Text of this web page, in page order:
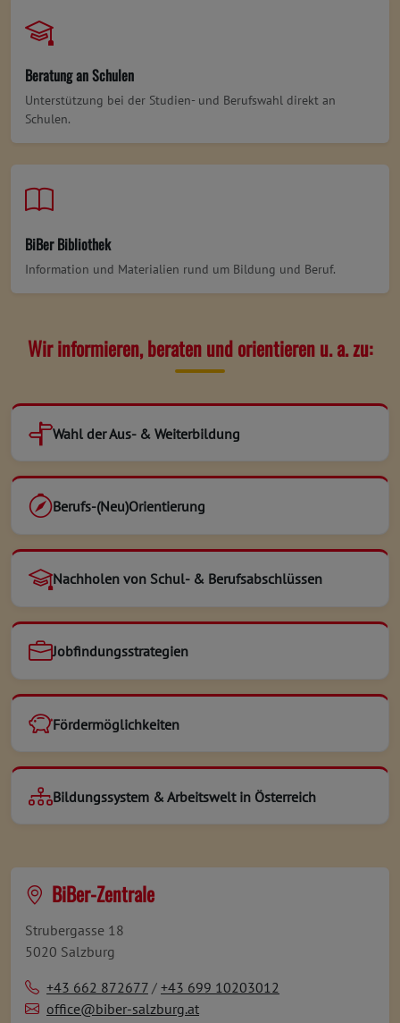
Beratung an Schulen
Unterstützung bei der Studien- und Berufswahl direkt an
Schulen.
BiBer Bibliothek
Information und Materialien rund um Bildung und Beruf.
Wir informieren, beraten und orientieren u. a. zu:
Wahl der Aus- & Weiterbildung
Berufs-(Neu)Orientierung
Nachholen von Schul- & Berufsabschlüssen
Jobfindungsstrategien
Fördermöglichkeiten
Bildungssystem & Arbeitswelt in Österreich
BiBer-Zentrale
Strubergasse 18
5020 Salzburg
+43 662 872677 / +43 699 10203012
office@biber-salzburg.at